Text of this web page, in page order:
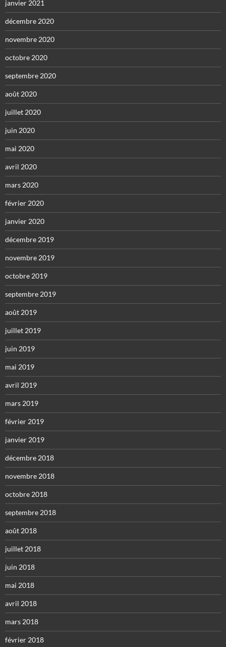
janvier 2021
décembre 2020
novembre 2020
octobre 2020
septembre 2020
août 2020
juillet 2020
juin 2020
mai 2020
avril 2020
mars 2020
février 2020
janvier 2020
décembre 2019
novembre 2019
octobre 2019
septembre 2019
août 2019
juillet 2019
juin 2019
mai 2019
avril 2019
mars 2019
février 2019
janvier 2019
décembre 2018
novembre 2018
octobre 2018
septembre 2018
août 2018
juillet 2018
juin 2018
mai 2018
avril 2018
mars 2018
février 2018